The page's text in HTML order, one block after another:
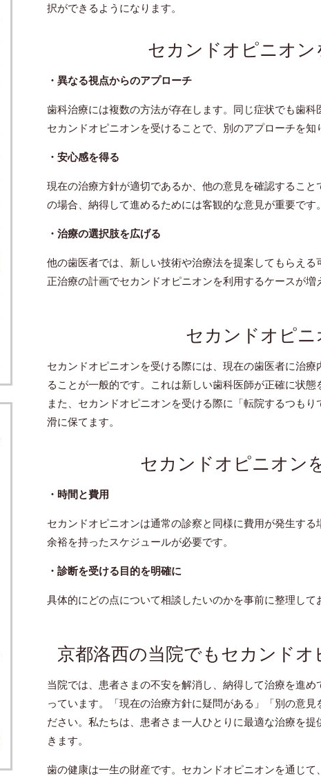
択ができるようになります。
セカンドオピニオン
・異なる視点からのアプローチ
歯科治療には複数の方法が存在します。同じ症状でも歯科
セカンドオピニオンを受けることで、別のアプローチを知
・安心感を得る
現在の治療方針が適切であるか、他の意見を確認するこ
の場合、納得して進めるためには客観的な意見が重要です。
・治療の選択肢を広げる
他の歯医者では、新しい技術や治療法を提案してもらえ
正治療の計画でセカンドオピニオンを利用するケースが増
セカンドオピ
セカンドオピニオンを受ける際には、現在の歯医者に治
ることが一般的です。これは新しい歯科医師が正確に状
また、セカンドオピニオンを受ける際に「転院するつも
滑に保てます。
セカンドオピニオン
・時間と費用
セカンドオピニオンは通常の診察と同様に費用が発生す
余裕を持ったスケジュールが必要です。
・診断を受ける目的を明確に
具体的にどの点について相談したいのかを事前に整理して
京都洛西の当院でもセカンド
当院では、患者さまの不安を解消し、納得して治療を進
っています。「現在の治療方針に疑問がある」「別の意
ださい。私たちは、患者さま一人ひとりに最適な治療を
きます。
歯の健康は一生の財産です。セカンドオピニオンを通じて